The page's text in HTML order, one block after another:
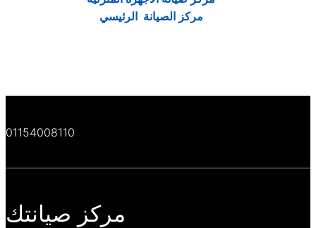
مركز الصيانة الرئيسي
01154008110
مركز صيانتك